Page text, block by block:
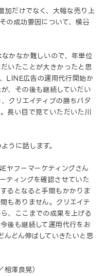
だけでなく、大幅な売り上
の成功要因について、横谷
かなか難しいので、年単位
いたことが大きかったと思
LINE広告の運用代行開始か
、その後も継続していだい
クリエイティブの勝ちパタ
長い目で見ていただいた川
うに話します。
ヤフーマーケティングさん
ティングを確認させていた
るとなると手間もかかりま
もありません。クリエイテ
、ここまでの成果を上げる
後も継続して運用代行をお
どん伸ばしていきたいと思
澤良晃）